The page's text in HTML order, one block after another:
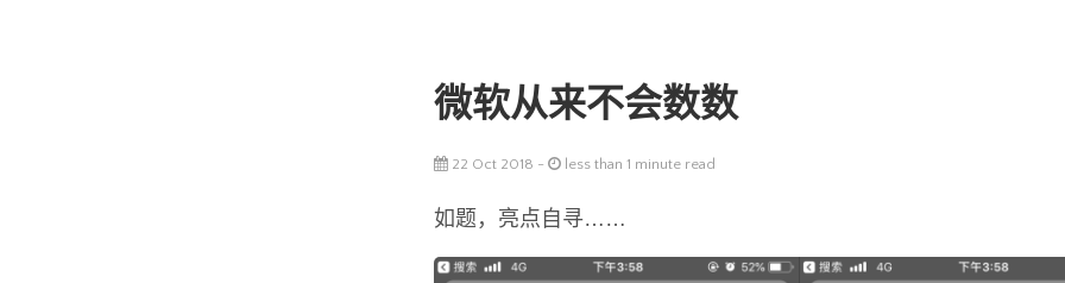
微软从来不会数数
22 Oct 2018 - less than 1 minute read
如题，亮点自寻……